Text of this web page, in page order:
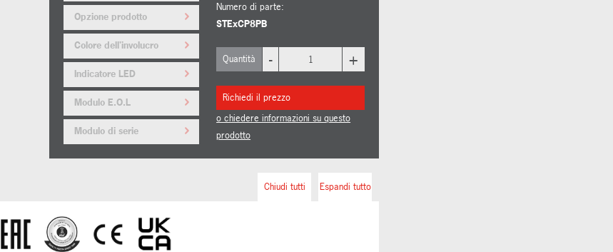
Opzione prodotto
Colore dell'involucro
Indicatore LED
Modulo E.O.L
Modulo di serie
Numero di parte:
STExCP8PB
Quantità - +
Richiedi il prezzo
o chiedere informazioni su questo
prodotto
Espandi tutto
Chiudi tutti